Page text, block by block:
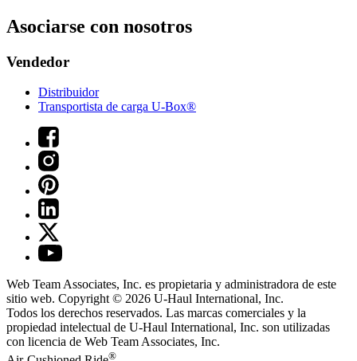
Asociarse con nosotros
Vendedor
Distribuidor
Transportista de carga U-Box®
Web Team Associates, Inc. es propietaria y administradora de este
sitio web. Copyright © 2026 U-Haul International, Inc.
Todos los derechos reservados. Las marcas comerciales y la
propiedad intelectual de U-Haul International, Inc. son utilizadas
con licencia de Web Team Associates, Inc.
®